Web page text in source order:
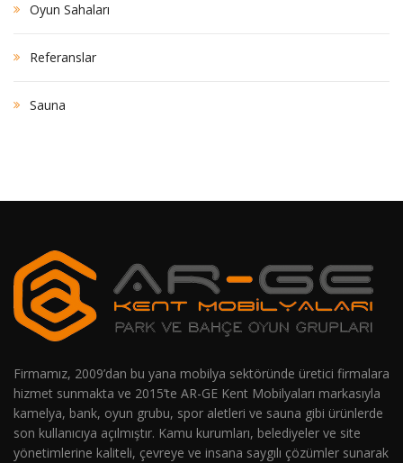
Oyun Sahaları
Referanslar
Sauna
Firmamız, 2009’dan bu yana mobilya sektöründe üretici firmalara
hizmet sunmakta ve 2015’te AR-GE Kent Mobilyaları markasıyla
kamelya, bank, oyun grubu, spor aletleri ve sauna gibi ürünlerde
son kullanıcıya açılmıştır. Kamu kurumları, belediyeler ve site
yönetimlerine kaliteli, çevreye ve insana saygılı çözümler sunarak